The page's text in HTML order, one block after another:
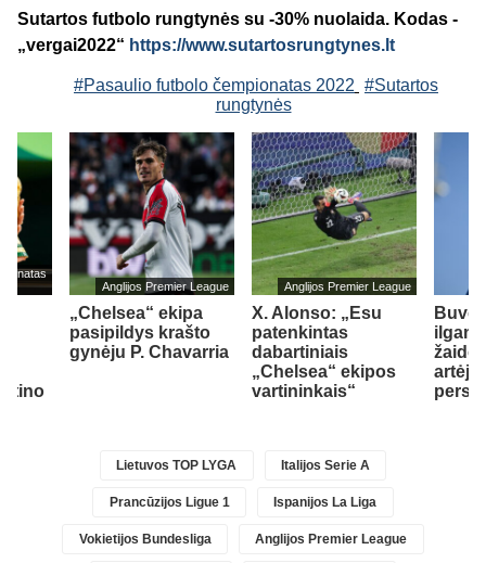
Sutartos futbolo rungtynės su -30% nuolaida. Kodas -
„vergai2022“ https://www.sutartosrungtynes.lt
#Pasaulio futbolo čempionatas 2022 #Sutartos
rungtynės
Anglijos Premier League
„Chelsea“ ekipa
pasipildys krašto
gynėju P. Chavarria
Anglijos Premier League
X. Alonso: „Esu
patenkintas
dabartiniais
„Chelsea“ ekipos
vartininkais“
Buvęs
artėja
Lietuvos TOP LYGA Italijos Serie A
Prancūzijos Ligue 1 Ispanijos La Liga
Vokietijos Bundesliga Anglijos Premier League